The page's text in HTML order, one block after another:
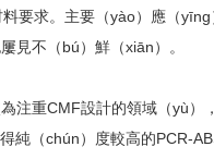
要求。主要（yào）應（
見不（bú）鮮（xiān）。
重CMF設計的領域（yù）
純（chún）度較高的PCR-